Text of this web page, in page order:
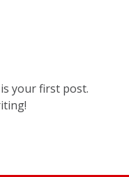
your first post.